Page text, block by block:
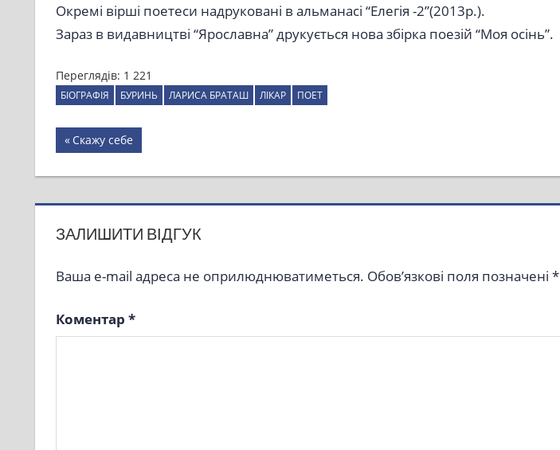
Окремі вірші поетеси надруковані в альманасі “Елегія -2”(2013р.).
Зараз в видавництві “Ярославна” друкується нова збірка поезій “Моя осінь”.
Переглядів: 1 221
БІОГРАФІЯ БУРИНЬ ЛАРИСА БРАТАШ ЛІКАР ПОЕТ
Навігація
записів
Previous
Post:
Скажу себе
ЗАЛИШИТИ ВІДГУК
Ваша e-mail адреса не оприлюднюватиметься. Обов’язкові поля позначені *
Коментар *